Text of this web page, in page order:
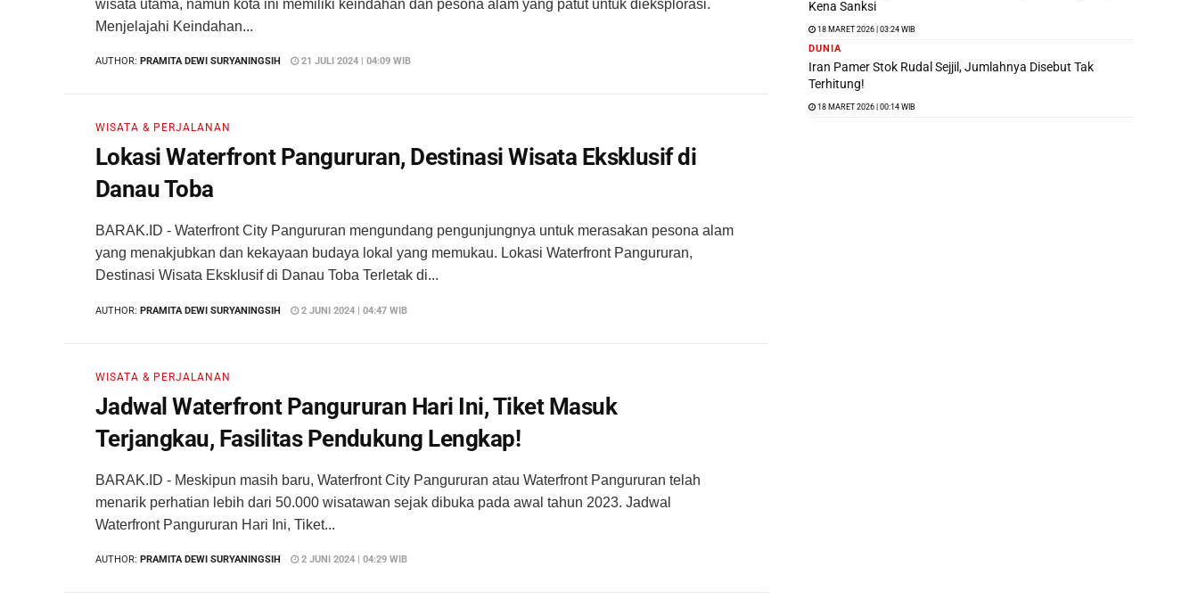
wisata utama, namun kota ini memiliki keindahan dan pesona alam yang patut untuk dieksplorasi.
Menjelajahi Keindahan...
AUTHOR: PRAMITA DEWI SURYANINGSIH 21 JULI 2024 | 04:09 WIB
WISATA & PERJALANAN
Lokasi Waterfront Pangururan, Destinasi Wisata Eksklusif di
Danau Toba
BARAK.ID - Waterfront City Pangururan mengundang pengunjungnya untuk merasakan pesona alam
yang menakjubkan dan kekayaan budaya lokal yang memukau. Lokasi Waterfront Pangururan,
Destinasi Wisata Eksklusif di Danau Toba Terletak di...
AUTHOR: PRAMITA DEWI SURYANINGSIH 2 JUNI 2024 | 04:47 WIB
WISATA & PERJALANAN
Jadwal Waterfront Pangururan Hari Ini, Tiket Masuk
Terjangkau, Fasilitas Pendukung Lengkap!
BARAK.ID - Meskipun masih baru, Waterfront City Pangururan atau Waterfront Pangururan telah
menarik perhatian lebih dari 50.000 wisatawan sejak dibuka pada awal tahun 2023. Jadwal
Waterfront Pangururan Hari Ini, Tiket...
AUTHOR: PRAMITA DEWI SURYANINGSIH 2 JUNI 2024 | 04:29 WIB
Kena Sanksi
18 MARET 2026 | 03:24 WIB
DUNIA
Iran Pamer Stok Rudal Sejjil, Jumlahnya Disebut Tak
Terhitung!
18 MARET 2026 | 00:14 WIB